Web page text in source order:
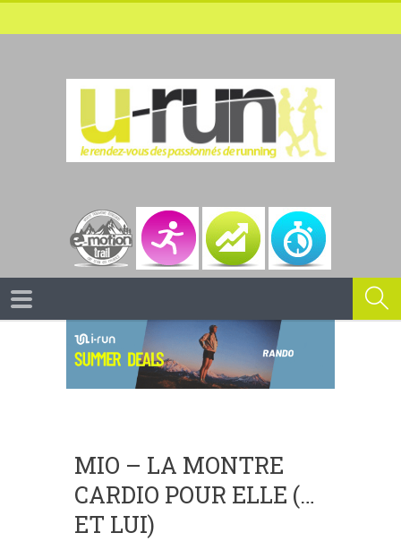
MIO – LA MONTRE
CARDIO POUR ELLE (…
ET LUI)